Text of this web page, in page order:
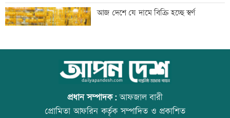
বাংলাদেশি পাঁচ হাজার কৃষি শ্রমিক নেবে
ওমান
স্বর্ণ খাতকে আনুষ্ঠানিক কাঠামোয় আনছে
সরকার, মতামত চাইল মন্ত্রণালয়
আজ দেশে যে দামে বিক্রি হচ্ছে স্বর্ণ
আজ বিশ্ব বন্ধু দিবস
প্রধান সম্পাদক:আফজাল বারী
প্রোমিতা আফরিন কর্তৃক সম্পাদিত ও প্রকাশিত